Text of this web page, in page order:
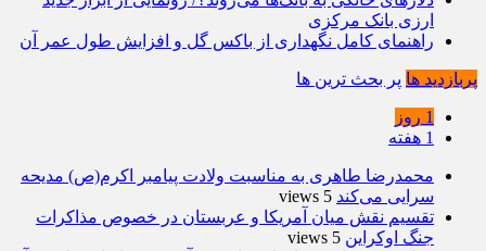
ارزی بانک مرکزی
راهنمای کامل نگهداری از باکس گل و افزایش طول عمر آن
پربازدید ها پر بحث ترین ها
1 روز
1 هفته
محمدرضا طاهری به مناسبت ولادت پیامبر اکرم(ص) مدیحه
سرایی می‌کند 5 views
تقسیم نقش میان آمریکا و عربستان در خصوص مذاکرات
جنگ اوکراین 5 views